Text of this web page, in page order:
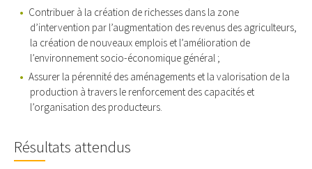
Contribuer à la création de richesses dans la zone
d’intervention par l’augmentation des revenus des agriculteurs,
la création de nouveaux emplois et l’amélioration de
l’environnement socio-économique général ;
Assurer la pérennité des aménagements et la valorisation de la
production à travers le renforcement des capacités et
l’organisation des producteurs.
Résultats attendus